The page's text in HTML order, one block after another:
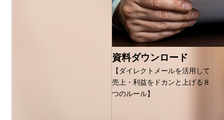
資料ダウンロード
【ダイレクトメールを活用して
売上・利益をドカンと上げる８
つのルール】